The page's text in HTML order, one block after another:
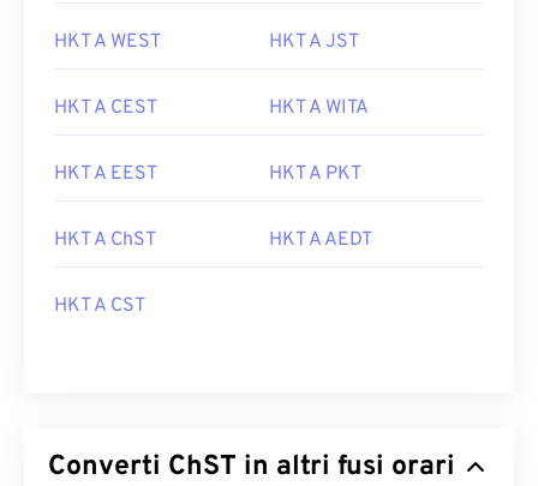
HKT A WEST HKT A JST
HKT A CEST HKT A WITA
HKT A EEST HKT A PKT
HKT A ChST HKT A AEDT
HKT A CST
Converti ChST in altri fusi orari